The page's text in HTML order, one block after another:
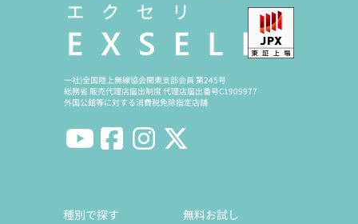
一社)全国陸上無線協会関東支部会員 第245号
総務省 販売代理店届出制度 代理店届出番号C1909977
外国公館等に対する消費税免除指定店舗
種別で探す
無料お試し